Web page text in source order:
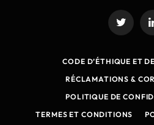
Twitter
CODE D’ÉTHIQUE ET
RÉCLAMATIONS &
POLITIQUE DE
TERMES ET CONDITIONS